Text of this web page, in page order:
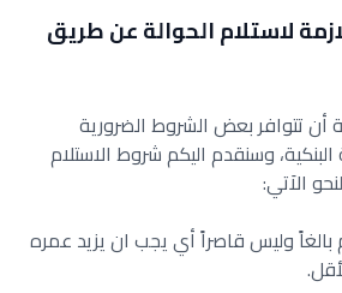
لاستلام الحوالة عن طريق
أن تتوافر بعض الشروط الضرورية
البنكية، وسنقدم اليكم شروط الاستلام
الاَتي:
وليس قاصراً أي يجب ان يزيد عمره